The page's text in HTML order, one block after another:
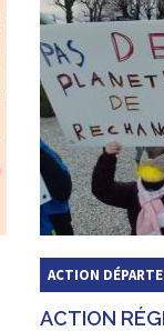
ACTION
ACTION